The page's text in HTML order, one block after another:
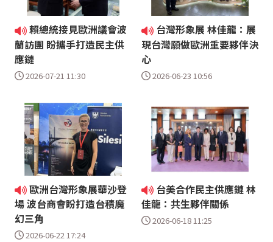
賴總統接見歐洲議會波
蘭訪團 盼攜手打造民主供
應鏈
2026-07-21 11:30
台灣形象展 林佳龍：展
現台灣願做歐洲重要夥伴決
心
2026-06-23 10:56
歐洲台灣形象展華沙登
場 波台商會盼打造台積魔
幻三角
2026-06-22 17:24
台美合作民主供應鏈 林
佳龍：共生夥伴關係
2026-06-18 11:25